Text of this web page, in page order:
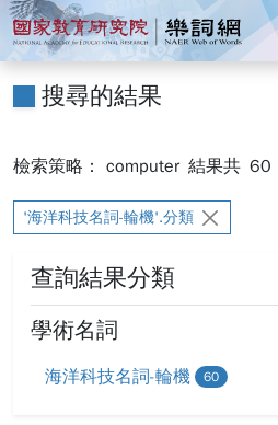
跳到主要內容
:::
國家教育研究院
搜尋的結果
檢索策略： computer 結果共 60
'海洋科技名詞-輪機'.分類
查詢結果分類
學術名詞
海洋科技名詞-輪機 60